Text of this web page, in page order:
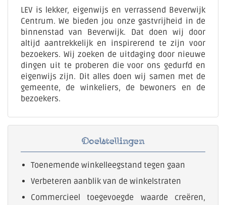
LEV is lekker, eigenwijs en verrassend Beverwijk
Centrum. We bieden jou onze gastvrijheid in de
binnenstad van Beverwijk. Dat doen wij door
altijd aantrekkelijk en inspirerend te zijn voor
bezoekers. Wij zoeken de uitdaging door nieuwe
dingen uit te proberen die voor ons gedurfd en
eigenwijs zijn. Dit alles doen wij samen met de
gemeente, de winkeliers, de bewoners en de
bezoekers.
Doelstellingen
Toenemende winkelleegstand tegen gaan
Verbeteren aanblik van de winkelstraten
Commercieel toegevoegde waarde creëren,